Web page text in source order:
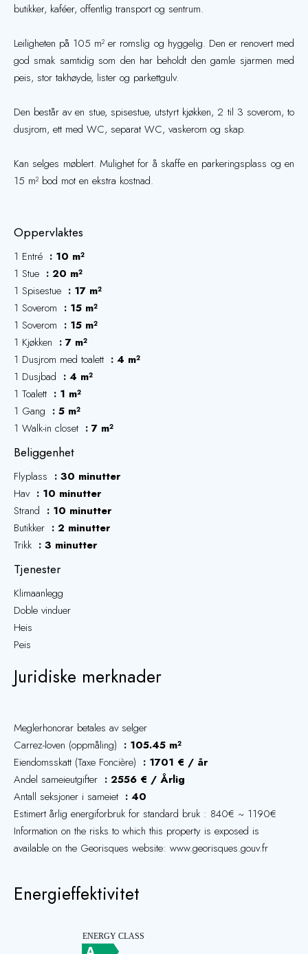
butikker, kaféer, offentlig transport og sentrum.
Leiligheten på 105 m² er romslig og hyggelig. Den er renovert med
god smak samtidig som den har beholdt den gamle sjarmen med
peis, stor takhøyde, lister og parkettgulv.
Den består av en stue, spisestue, utstyrt kjøkken, 2 til 3 soverom, to
dusjrom, ett med WC, separat WC, vaskerom og skap.
Kan selges møblert. Mulighet for å skaffe en parkeringsplass og en
15 m² bod mot en ekstra kostnad.
Oppervlaktes
1 Entré
10 m²
1 Stue
20 m²
1 Spisestue
17 m²
1 Soverom
15 m²
1 Soverom
15 m²
1 Kjøkken
7 m²
1 Dusjrom med toalett
4 m²
1 Dusjbad
4 m²
1 Toalett
1 m²
1 Gang
5 m²
1 Walk-in closet
7 m²
Beliggenhet
Flyplass
30 minutter
Hav
10 minutter
Strand
10 minutter
Butikker
2 minutter
Trikk
3 minutter
Tjenester
Klimaanlegg
Doble vinduer
Heis
Peis
Juridiske merknader
Meglerhonorar betales av selger
Carrez-loven (oppmåling)
105.45 m²
Eiendomsskatt (Taxe Foncière)
1701 € / år
Andel sameieutgifter
2556 € / Årlig
Antall seksjoner i sameiet
40
Estimert årlig energiforbruk for standard bruk : 840€ ~ 1190€
Information on the risks to which this property is exposed is
available on the Georisques website: www.georisques.gouv.fr
Energieffektivitet